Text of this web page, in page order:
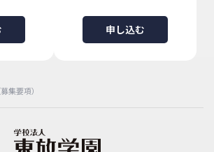
申し込む
集要項）